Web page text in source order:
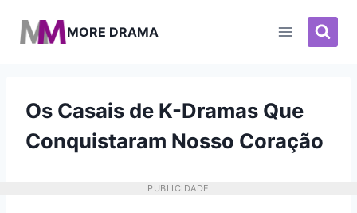
para
MORE DRAMA
Os Casais de K-Dramas Que
Conquistaram Nosso Coração
PUBLICIDADE